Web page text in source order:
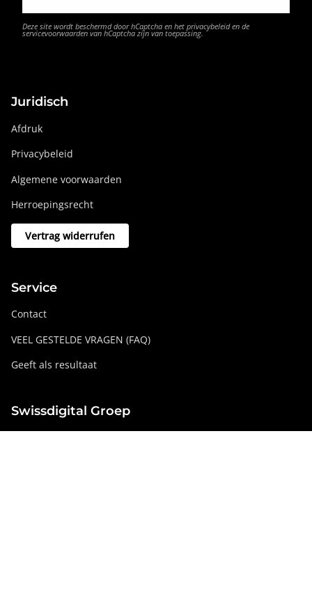
Deze site wordt beschermd door hCaptcha en het privacybeleiden de
servicevoorwaarden van hCaptcha zijn van toepassing.
Juridisch
Afdruk
Privacybeleid
Algemene voorwaarden
Herroepingsrecht
Vertrag widerrufen
Service
Contact
VEEL GESTELDE VRAGEN (FAQ)
Geeft als resultaat
Swissdigital Groep